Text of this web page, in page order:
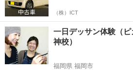
（株）ICT
一日デッサン体験（
神校）
福岡県 福岡市